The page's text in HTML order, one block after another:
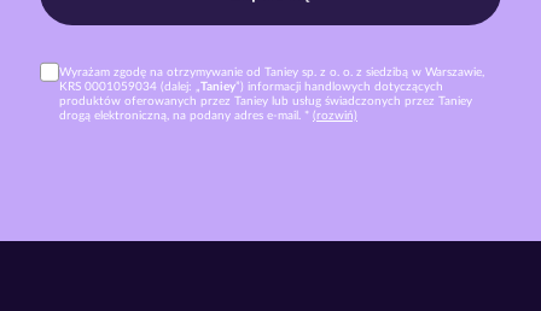
Wyrażam zgodę na otrzymywanie od Taniey sp. z o. o. z siedzibą w Warszawie,
KRS 0001059034 (dalej: „Taniey”) informacji handlowych dotyczących
produktów oferowanych przez Taniey lub usług świadczonych przez Taniey
drogą elektroniczną, na podany adres e-mail. * (rozwiń)